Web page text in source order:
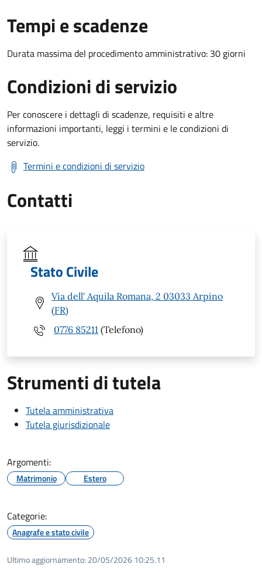
Tempi e scadenze
Durata massima del procedimento amministrativo: 30 giorni
Condizioni di servizio
Per conoscere i dettagli di scadenze, requisiti e altre
informazioni importanti, leggi i termini e le condizioni di
servizio.
Termini e condizioni di servizio
Contatti
Stato Civile
Via dell' Aquila Romana, 2 03033 Arpino
(FR)
0776 85211 (Telefono)
Strumenti di tutela
Tutela amministrativa
Tutela giurisdizionale
Argomenti:
Matrimonio Estero
Categorie:
Anagrafe e stato civile
Ultimo aggiornamento: 20/05/2026 10:25.11